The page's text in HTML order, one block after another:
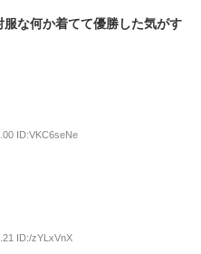
な何か着てて優勝した気がす
ID:VKC6seNe
ID:/zYLxVnX